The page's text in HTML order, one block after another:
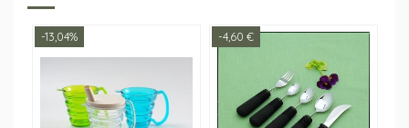
-13,04% -4,60 €